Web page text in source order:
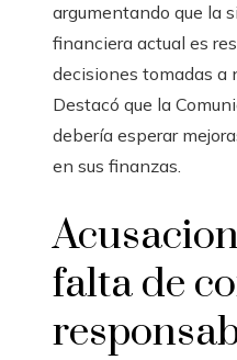
argumentando que la
financiera actual es
decisiones tomadas a
Destacó que la
debería esperar
en sus finanzas.
falta de